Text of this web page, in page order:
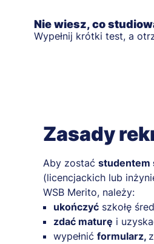
Nie wiesz, co
Wypełnij krótki test, a
Zasady
Aby zostać studentem
(licencjackich lub
WSB Merito, należy:
ukończyć szkołę
zdać maturę i
wypełnić formularz,